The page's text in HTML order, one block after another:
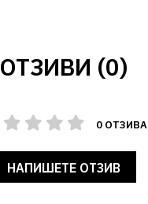
ОТЗИВИ (0)
0 ОТЗИВА
НАПИШЕТЕ ОТЗИВ